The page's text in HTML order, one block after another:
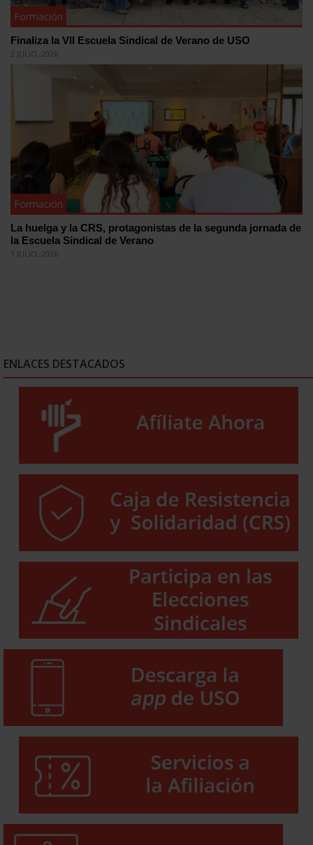
Formación
Finaliza la VII Escuela Sindical de Verano de USO
2 JULIO, 2026
Formación
La huelga y la CRS, protagonistas de la segunda jornada de
la Escuela Sindical de Verano
1 JULIO, 2026
ENLACES DESTACADOS